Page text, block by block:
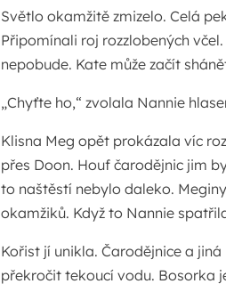
Světlo okamžitě zmizelo. Celá
Připomínali roj rozzlobených
nepobude. Kate může začít
„Chyťte ho,“ zvolala Nannie
Klisna Meg opět prokázala víc
přes Doon. Houf čarodějnic jim
to naštěstí nebylo daleko.
okamžiků. Když to Nannie
Kořist jí unikla. Čarodějnice a
překročit tekoucí vodu. Bosorka